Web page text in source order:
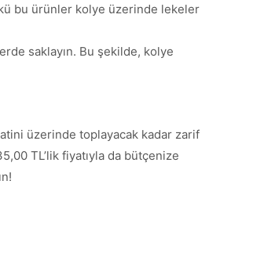
bu ürünler kolye üzerinde lekeler
saklayın. Bu şekilde, kolye
üzerinde toplayacak kadar zarif
TL’lik fiyatıyla da bütçenize